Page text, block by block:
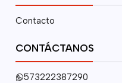
Contacto
CONTÁCTANOS
573222387290